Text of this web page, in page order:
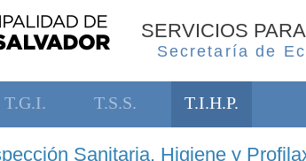
SERVICIOS
Secretaría de
T.G.I. T.S.S. T.I.H.P.
Sanitaria, Higiene y